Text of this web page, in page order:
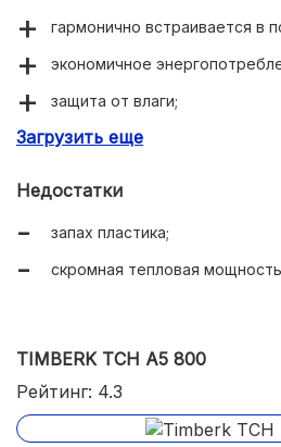
гармонично встраивается в
экономичное
защита от влаги;
компактность и легкость.
Загрузить еще
Недостатки
запах пластика;
скромная тепловая
TIMBERK TCH A5 800
Рейтинг: 4.3